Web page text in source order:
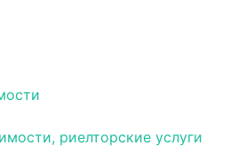
риелторские услуги